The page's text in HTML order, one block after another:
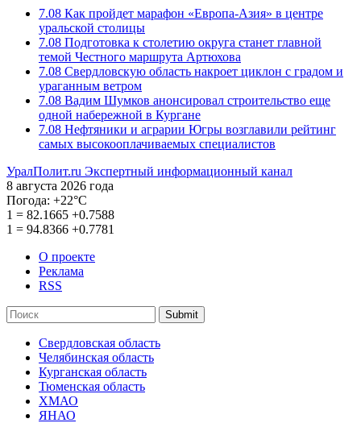
7.08 Как пройдет марафон «Европа-Азия» в центре
уральской столицы
7.08 Подготовка к столетию округа станет главной
темой Честного маршрута Артюхова
7.08 Свердловскую область накроет циклон с градом и
ураганным ветром
7.08 Вадим Шумков анонсировал строительство еще
одной набережной в Кургане
7.08 Нефтяники и аграрии Югры возглавили рейтинг
самых высокооплачиваемых специалистов
УралПолит.ru Экспертный информационный канал
8 августа 2026 года
Погода: +22°С
1 = 82.1665 +0.7588
1 = 94.8366 +0.7781
О проекте
Реклама
RSS
Submit
Свердловская область
Челябинская область
Курганская область
Тюменская область
ХМАО
ЯНАО